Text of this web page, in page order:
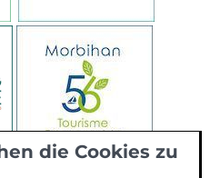
die Cookies zu